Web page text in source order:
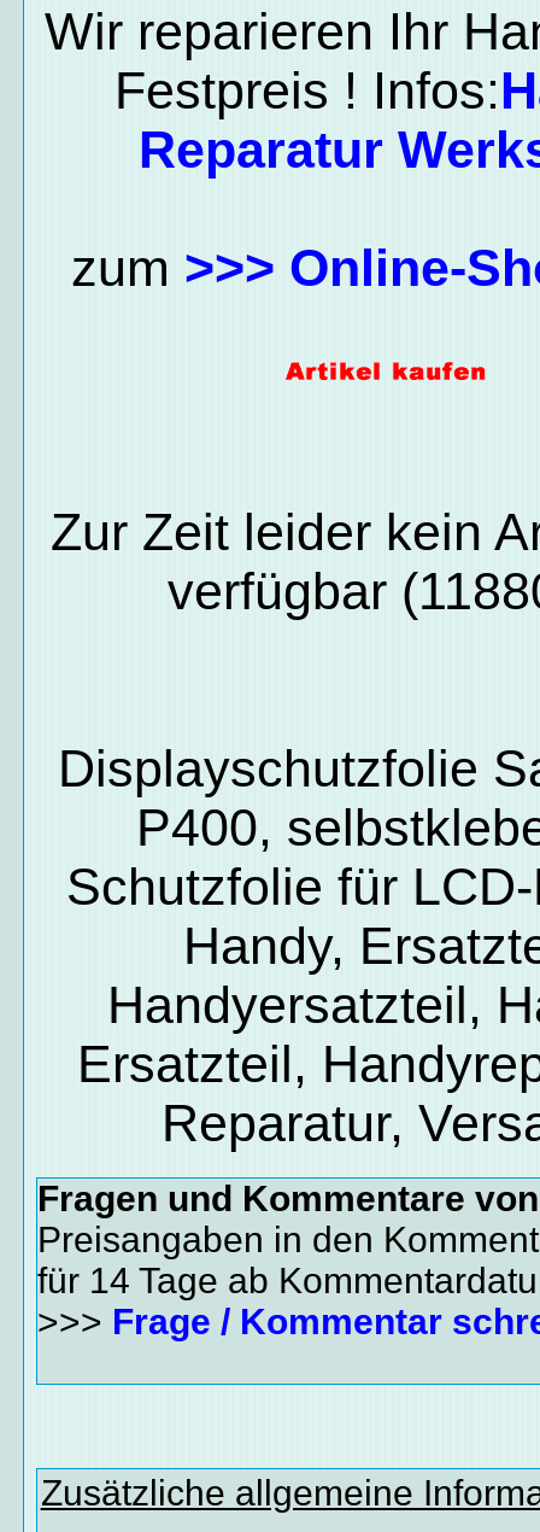
Wir reparieren Ihr
Festpreis ! Infos:
Reparatur
zum >>> Online-
Zur Zeit leider kein
verfügbar
Displayschutzfolie
P400,
Schutzfolie für
Handy,
Handyersatzteil,
Ersatzteil,
Reparatur,
Fragen und Kommentare
Preisangaben in den
für 14 Tage ab
>>> Frage / Kommentar
Zusätzliche allgemeine